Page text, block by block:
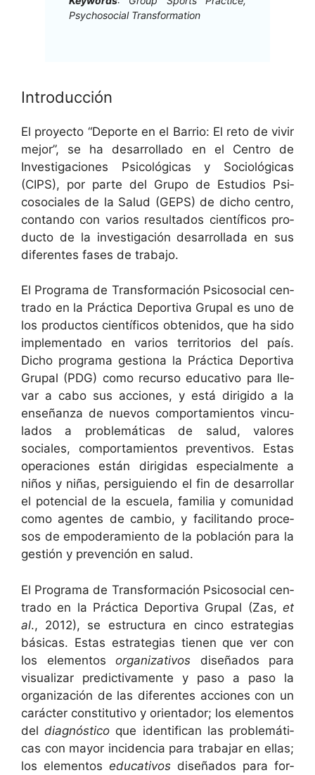
Psy­choso­cial Transformation
Introducción
El proyec­to “Deporte en el Bar­rio: El reto de vivir
mejor”, se ha desar­rol­la­do en el Cen­tro de
Inves­ti­ga­ciones Psi­cológ­i­cas y Soci­ológ­i­cas
(CIPS), por parte del Grupo de Estu­dios Psi­
coso­ciales de la Salud (GEPS) de dicho cen­tro,
con­tan­do con var­ios resul­ta­dos cien­tí­fi­cos pro­
duc­to de la inves­ti­gación desar­rol­la­da en sus
difer­entes fas­es de trabajo.
El Pro­gra­ma de Trans­for­ma­ción Psi­coso­cial cen­
tra­do en la Prác­ti­ca Deporti­va Gru­pal es uno de
los pro­duc­tos cien­tí­fi­cos obtenidos, que ha sido
imple­men­ta­do en var­ios ter­ri­to­rios del país.
Dicho pro­gra­ma ges­tiona la Prác­ti­ca Deporti­va
Gru­pal (PDG) como recur­so educa­ti­vo para lle­
var a cabo sus acciones, y está dirigi­do a la
enseñan­za de nuevos com­por­tamien­tos vin­cu­
la­dos a prob­lemáti­cas de salud, val­ores
sociales, com­por­tamien­tos pre­ven­tivos. Estas
opera­ciones están dirigi­das espe­cial­mente a
niños y niñas, per­sigu­ien­do el fin de desar­rol­lar
el poten­cial de la escuela, famil­ia y comu­nidad
como agentes de cam­bio, y facil­i­tan­do pro­ce­
sos de empoderamien­to de la población para la
gestión y pre­ven­ción en salud.
El Pro­gra­ma de Trans­for­ma­ción Psi­coso­cial cen­
tra­do en la Prác­ti­ca Deporti­va Gru­pal (Zas, et
al., 2012), se estruc­tura en cin­co estrate­gias
bási­cas. Estas estrate­gias tienen que ver con
los ele­men­tos orga­ni­za­tivos dis­eña­dos para
visu­alizar pre­dic­ti­va­mente y paso a paso la
orga­ni­zación de las difer­entes acciones con un
carác­ter con­sti­tu­ti­vo y ori­en­ta­dor; los ele­men­tos
deldiag­nós­ti­co que iden­ti­f­i­can las prob­lemáti­
cas con may­or inci­den­cia para tra­ba­jar en ellas;
los ele­men­tos educa­tivos dis­eña­dos para for­